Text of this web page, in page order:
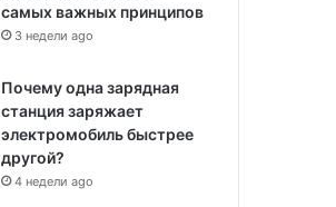
самых важных принципов
3 недели ago
Почему одна зарядная
станция заряжает
электромобиль быстрее
другой?
4 недели ago